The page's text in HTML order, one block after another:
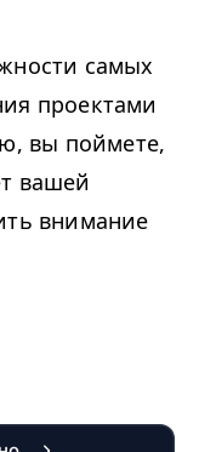
самых
проектами
вы поймете,
вашей
внимание